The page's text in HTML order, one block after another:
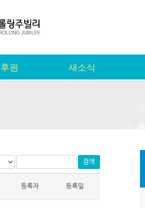
후원 새소식
검색
등록자 등록일